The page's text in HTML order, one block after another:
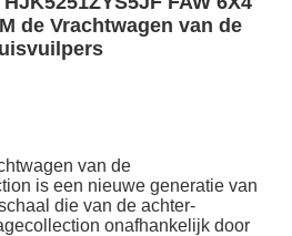
de Vrachtwagen van de
van de
is een nieuwe generatie van
die van de achter-
onafhankelijk door